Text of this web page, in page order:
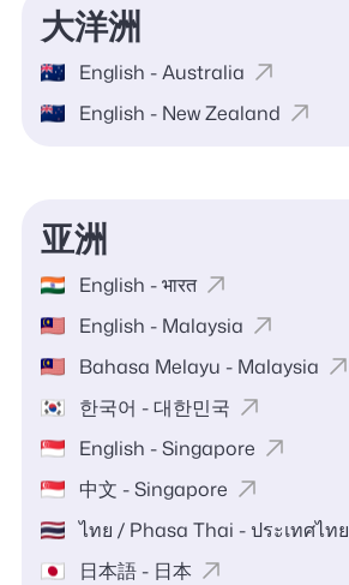
大洋洲
English - Australia
English - New Zealand
亚洲
English - भारत
English - Malaysia
Bahasa Melayu - Malaysia
한국어 - 대한민국
English - Singapore
中文 - Singapore
ไทย / Phasa Thai - ประเทศไทย
日本語 - 日本